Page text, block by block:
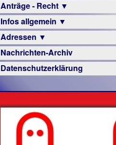
Veranstaltungsprogramme
Anträge - Recht ▼
Archiv
Urteile
Infos allgemein ▼
Sehbehinderung
Frühförderung
Schule
–
Beruf
Senioren
Hilfsmittel
Adressen ▼
Augenoptiker
Berufsbildungswerke
Hörbüchereien
Reha-
Nachrichten-Archiv
Datenschutzerklärung